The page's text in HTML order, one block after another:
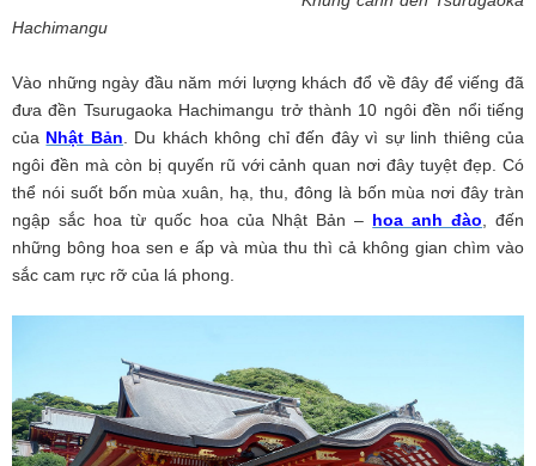
Hachimangu
Vào những ngày đầu năm mới lượng khách đổ về đây để viếng đã
đưa đền Tsurugaoka Hachimangu trở thành 10 ngôi đền nổi tiếng
của Nhật Bản . Du khách không chỉ đến đây vì sự linh thiêng của
ngôi đền mà còn bị quyến rũ với cảnh quan nơi đây tuyệt đẹp. Có
thể nói suốt bốn mùa xuân, hạ, thu, đông là bốn mùa nơi đây tràn
ngập sắc hoa từ quốc hoa của Nhật Bản – hoa anh đào , đến
những bông hoa sen e ấp và mùa thu thì cả không gian chìm vào
sắc cam rực rỡ của lá phong.